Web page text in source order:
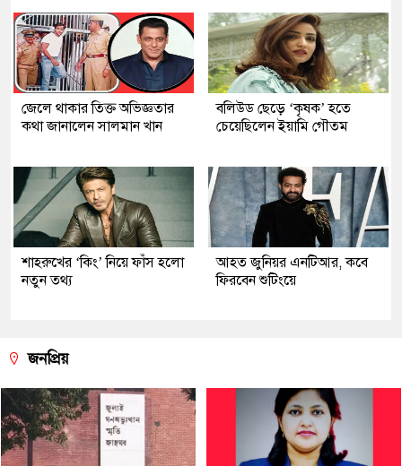
জেলে থাকার তিক্ত অভিজ্ঞতার
কথা জানালেন সালমান খান
বলিউড ছেড়ে ‘কৃষক’ হতে
চেয়েছিলেন ইয়ামি গৌতম
শাহরুখের ‘কিং’ নিয়ে ফাঁস হলো
নতুন তথ্য
আহত জুনিয়র এনটিআর, কবে
ফিরবেন শুটিংয়ে
জনপ্রিয়